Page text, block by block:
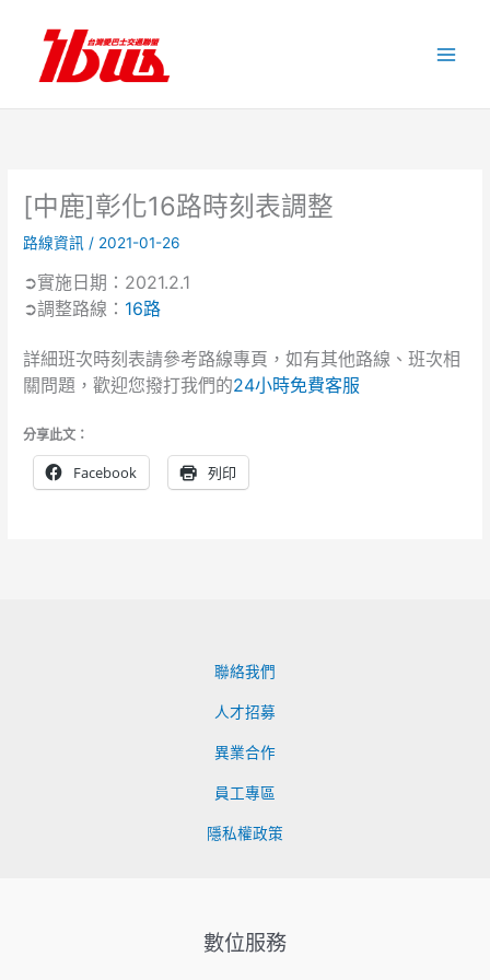
內
[中鹿]彰化16路時刻表調整
路線資訊 / 2021-01-26
➲實施日期：2021.2.1
➲調整路線： 16路
詳細班次時刻表請參考路線專頁，如有其他路線、班次相
關問題，歡迎您撥打我們的24小時免費客服
分享此文：
Facebook 列印
聯絡我們
人才招募
異業合作
員工專區
隱私權政策
數位服務